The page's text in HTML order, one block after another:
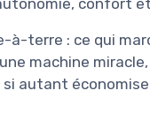
terre : ce qui
machine
autant